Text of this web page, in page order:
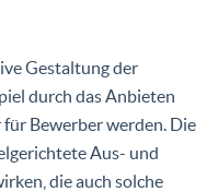
Gestaltung der
durch das Anbieten
Bewerber werden. Die
Aus- und
die auch solche